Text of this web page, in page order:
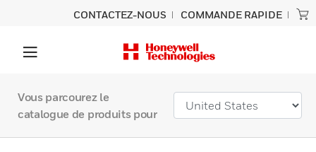
CONTACTEZ-NOUS COMMANDE RAPIDE
Vous parcourez le
catalogue de produits pour